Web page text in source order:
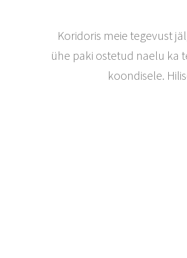
Koridoris meie tegevust
ühe paki ostetud naelu ka
koondisele.